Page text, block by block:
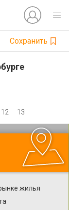
Сохранить
12 13
жилья